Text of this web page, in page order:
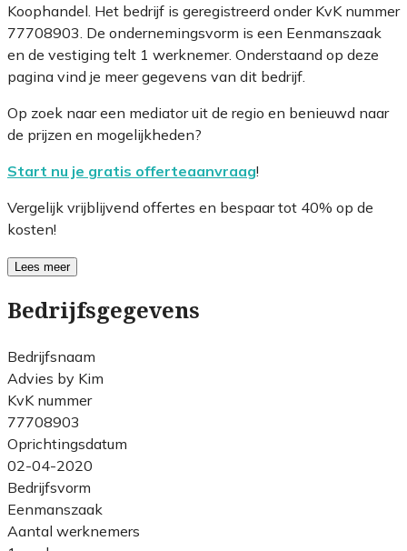
Koophandel. Het bedrijf is geregistreerd onder KvK nummer
77708903. De ondernemingsvorm is een Eenmanszaak
en de vestiging telt 1 werknemer. Onderstaand op deze
pagina vind je meer gegevens van dit bedrijf.
Op zoek naar een mediator uit de regio en benieuwd naar
de prijzen en mogelijkheden?
Start nu je gratis offerteaanvraag!
Vergelijk vrijblijvend offertes en bespaar tot 40% op de
kosten!
Lees meer
Bedrijfsgegevens
Bedrijfsnaam
Advies by Kim
KvK nummer
77708903
Oprichtingsdatum
02-04-2020
Bedrijfsvorm
Eenmanszaak
Aantal werknemers